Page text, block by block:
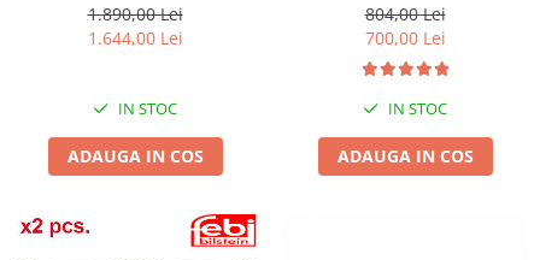
SUPERB I; VW PASSAT B5,
PASSAT B5.5 1.6-4.2 11.94-
1.890,00 Lei
1.644,00 Lei
IN STOC
ADAUGA IN COS
(E90), 3 (E91), 3 (E92), 3 (E93),
X1 (E84), Z4 (E89) 1.6-3.0D
06.04-08.16
804,00 Lei
700,00 Lei
IN STOC
ADAUGA IN COS